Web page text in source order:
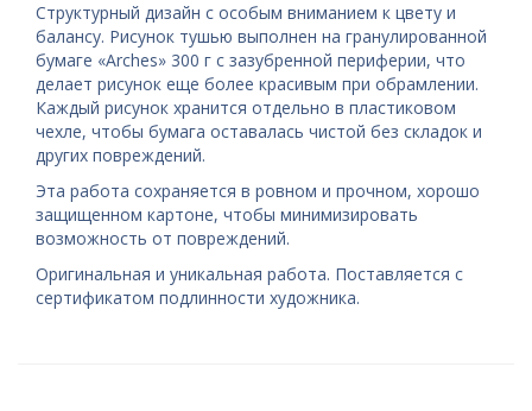
Структурный дизайн с особым вниманием к цвету и
балансу. Рисунок тушью выполнен на гранулированной
бумаге «Arches» 300 г с зазубренной периферии, что
делает рисунок еще более красивым при обрамлении.
Каждый рисунок хранится отдельно в пластиковом
чехле, чтобы бумага оставалась чистой без складок и
других повреждений.
Эта работа сохраняется в ровном и прочном, хорошо
защищенном картоне, чтобы минимизировать
возможность от повреждений.
Оригинальная и уникальная работа. Поставляется с
сертификатом подлинности художника.